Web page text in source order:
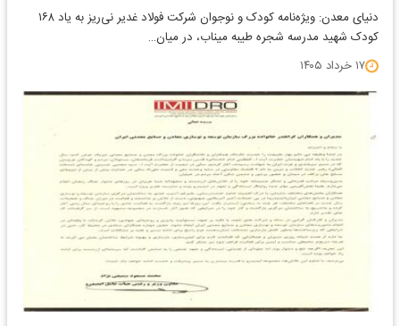
دنیای معدن: ویژه‌نامه کودک و نوجوان شرکت فولاد غدیر نی‌ریز به یاد ۱۶۸
کودک شهید مدرسه شجره طیبه میناب، در میان…
۱۷ خرداد ۱۴۰۵